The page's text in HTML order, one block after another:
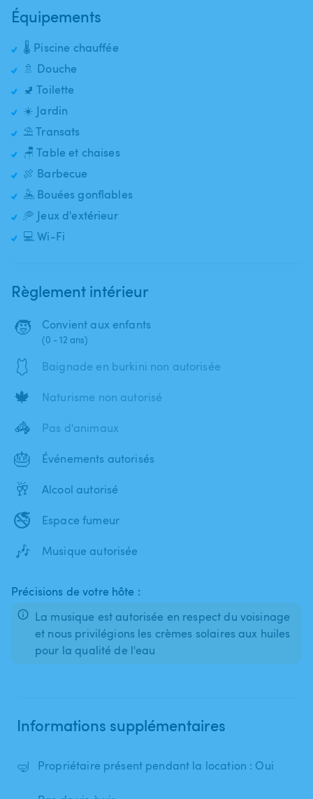
Équipements
🌡️ Piscine chauffée
🚿 Douche
🚽 Toilette
☀️ Jardin
⛱️ Transats
🪑 Table et chaises
🍖 Barbecue
🤽 Bouées gonflables
🥏 Jeux d'extérieur
💻 Wi-Fi
Règlement intérieur
🧒 Convient aux enfants
(0 - 12 ans)
🩱 Baignade en burkini non autorisée
🍁 Naturisme non autorisé
🦓 Pas d'animaux
🎂 Événements autorisés
🥂 Alcool autorisé
🚭 Espace fumeur
🎶 Musique autorisée
Précisions de votre hôte :
La musique est autorisée en respect du voisinage
et nous privilégions les crèmes solaires aux huiles
pour la qualité de l'eau
Informations supplémentaires
🤿 Propriétaire présent pendant la location : Oui